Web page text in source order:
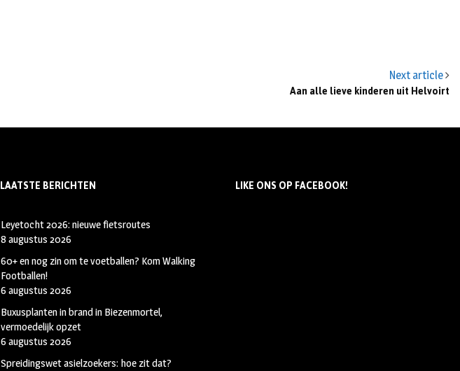
Next article
Aan alle lieve kinderen uit Helvoirt
LAATSTE BERICHTEN
Leyetocht 2026: nieuwe fietsroutes
8 augustus 2026
60+ en nog zin om te voetballen? Kom Walking
Footballen!
6 augustus 2026
Buxusplanten in brand in Biezenmortel,
vermoedelijk opzet
6 augustus 2026
Spreidingswet asielzoekers: hoe zit dat?
LIKE ONS OP FACEBOOK!